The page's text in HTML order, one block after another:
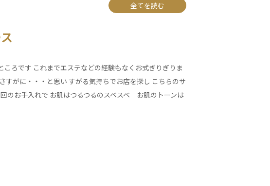
全てを読む
ろです これまでエステなどの経験もなくお式ぎりぎりま
すがに・・・と思い すがる気持ちでお店を探し こちらのサ
のお手入れで お肌はつるつるのスベスベ お肌のトーンは